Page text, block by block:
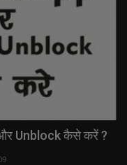
Unblock कैसे करें ?